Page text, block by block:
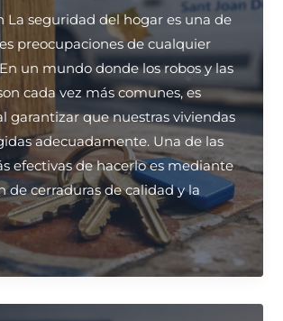
La seguridad del hogar es una de
preocupaciones de cualquier
un mundo donde los robos y las
cada vez más comunes, es
garantizar que nuestras viviendas
adecuadamente. Una de las
efectivas de hacerlo es mediante
de cerraduras de calidad y la